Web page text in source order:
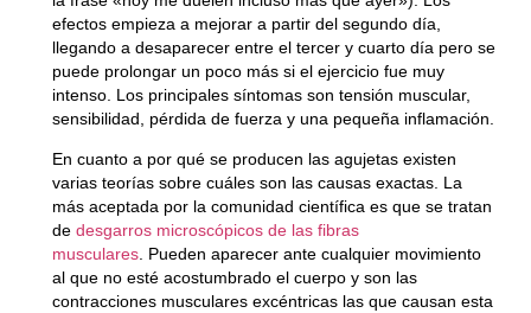
efectos empieza a mejorar a partir del segundo día,
llegando a desaparecer entre el tercer y cuarto día pero se
puede prolongar un poco más si el ejercicio fue muy
intenso. Los principales síntomas son tensión muscular,
sensibilidad, pérdida de fuerza y una pequeña inflamación.
En cuanto a por qué se producen las agujetas existen
varias teorías sobre cuáles son las causas exactas. La
más aceptada por la comunidad científica es que se tratan
de desgarros microscópicos de las fibras
musculares. Pueden aparecer ante cualquier movimiento
al que no esté acostumbrado el cuerpo y son las
contracciones musculares excéntricas las que causan esta